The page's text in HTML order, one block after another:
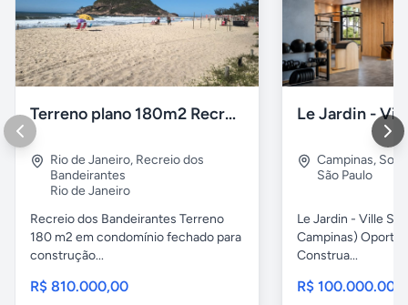
Terreno plano 180m2 Recreio dos Bandeirantes
Rio de Janeiro, Recreio dos
Bandeirantes
Rio de Janeiro
Recreio dos Bandeirantes Terreno
180 m2 em condomínio fechado para
construção...
R$ 810.000,00
Campinas,
São Paulo
Le Jardin - Ville
Campinas)
Construa...
R$